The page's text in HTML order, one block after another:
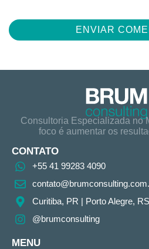
Consultoria Especializada no
foco é aumentar os
CONTATO
+55 41 99283 4090
Curitiba, PR​ | Porto Alegre, RS
@brumconsulting
MENU